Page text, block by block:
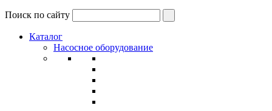
Поиск по сайту
Каталог
Насосное оборудование